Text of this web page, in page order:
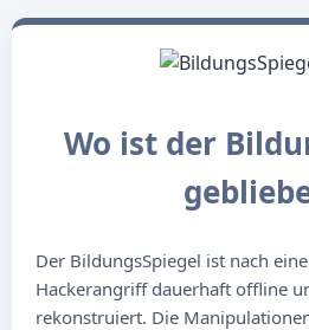
Wo ist der
Der BildungsSpiegel ist nach
Hackerangriff dauerhaft offline
rekonstruiert. Die